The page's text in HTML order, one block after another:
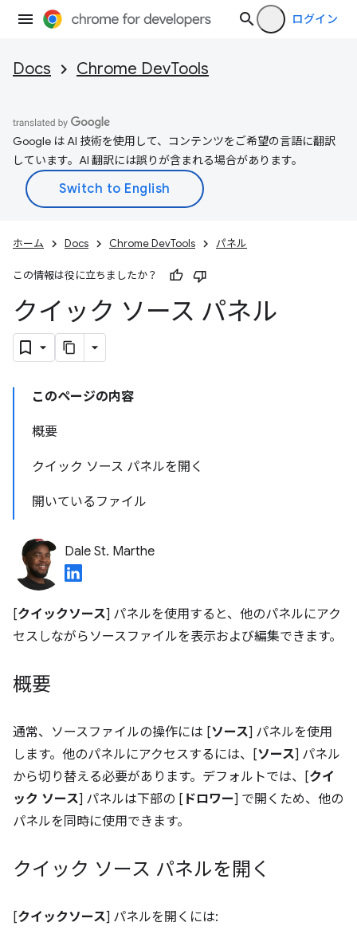
ログイン
Docs Chrome DevTools
Google は AI 技術を使用して、コンテンツをご希望の言語に翻訳
しています。AI 翻訳には誤りが含まれる場合があります。
ホーム Docs Chrome DevTools パネル
この情報は役に立ちましたか？
クイック ソース パネル
このページの内容
概要
クイック ソース パネルを開く
開いているファイル
Dale St. Marthe
[クイックソース] パネルを使用すると、他のパネルにアク
セスしながらソースファイルを表示および編集できます。
概要
通常、ソースファイルの操作には [ソース] パネルを使用
します。他のパネルにアクセスするには、[ソース] パネル
から切り替える必要があります。デフォルトでは、[クイ
ック ソース] パネルは下部の [ ドロワー] で開くため、他の
パネルを同時に使用できます。
クイック ソース パネルを開く
[クイックソース] パネルを開くには: